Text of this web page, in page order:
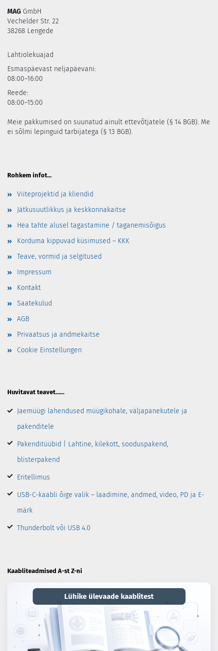
MAG GmbH
Vechelder Str. 22
38268 Lengede
Lahtiolekuajad
Esmaspäevast neljapäevani:
08:00–16:00
Reede:
08:00–15:00
Meie pakkumised on suunatud ainult ettevõtjatele (§ 14 BGB). Me
ei sõlmi lepinguid tarbijatega (§ 13 BGB).
Rohkem infot...
Viiteprojektid ja kliendid
Jätkusuutlikkus ja keskkonnakaitse
Hea tahte alusel tagastamine / taganemisõigus
Korduma kippuvad küsimused – KKK
Teave, vormid ja selgitused
Impressum
Kontakt
Saatekulud
AGB
Privaatsus ja andmekaitse
Cookie Einstellungen
Huvitavat teavet……
Jaemüügi lahendused müügikohale, väljapanekutele ja
pakenditele
Pakenditüübid | Lahtine, kilekott, sooduspakend,
blisterpakend
Eritellimus
USB-C-kaabli õige valik – laadimine, andmed, video, PD ja E-
märk
Thunderbolt või USB 4.0
Kaabliteadmised A-st Z-ni
Lühike ülevaade kaablitest